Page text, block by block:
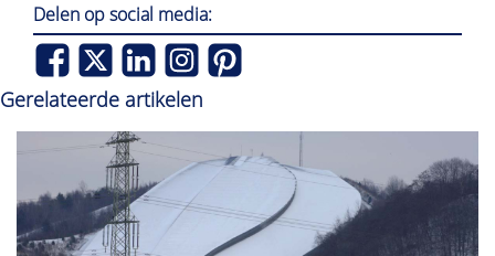
Delen op social media:
Gerelateerde artikelen